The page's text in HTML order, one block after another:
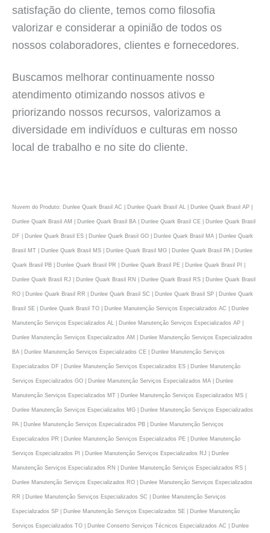
satisfação do cliente, temos como filosofia
valorizar e considerar a opinião de todos os
nossos colaboradores, clientes e fornecedores.
Buscamos melhorar continuamente nosso
atendimento otimizando nossos ativos e
priorizando nossos recursos, valorizamos a
diversidade em indivíduos e culturas em nosso
local de trabalho e no site do cliente.
Nuvem do Produto: Dunlee Quark Brasil AC | Dunlee Quark Brasil AL | Dunlee Quark Brasil AP |
Dunlee Quark Brasil AM | Dunlee Quark Brasil BA | Dunlee Quark Brasil CE | Dunlee Quark Brasil
DF | Dunlee Quark Brasil ES | Dunlee Quark Brasil GO | Dunlee Quark Brasil MA | Dunlee Quark
Brasil MT | Dunlee Quark Brasil MS | Dunlee Quark Brasil MG | Dunlee Quark Brasil PA | Dunlee
Quark Brasil PB | Dunlee Quark Brasil PR | Dunlee Quark Brasil PE | Dunlee Quark Brasil PI |
Dunlee Quark Brasil RJ | Dunlee Quark Brasil RN | Dunlee Quark Brasil RS | Dunlee Quark Brasil
RO | Dunlee Quark Brasil RR | Dunlee Quark Brasil SC | Dunlee Quark Brasil SP | Dunlee Quark
Brasil SE | Dunlee Quark Brasil TO | Dunlee Manutenção Serviços Especializados AC | Dunlee
Manutenção Serviços Especializados AL | Dunlee Manutenção Serviços Especializados AP |
Dunlee Manutenção Serviços Especializados AM | Dunlee Manutenção Serviços Especializados
BA | Dunlee Manutenção Serviços Especializados CE | Dunlee Manutenção Serviços
Especializados DF | Dunlee Manutenção Serviços Especializados ES | Dunlee Manutenção
Serviços Especializados GO | Dunlee Manutenção Serviços Especializados MA | Dunlee
Manutenção Serviços Especializados MT | Dunlee Manutenção Serviços Especializados MS |
Dunlee Manutenção Serviços Especializados MG | Dunlee Manutenção Serviços Especializados
PA | Dunlee Manutenção Serviços Especializados PB | Dunlee Manutenção Serviços
Especializados PR | Dunlee Manutenção Serviços Especializados PE | Dunlee Manutenção
Serviços Especializados PI | Dunlee Manutenção Serviços Especializados RJ | Dunlee
Manutenção Serviços Especializados RN | Dunlee Manutenção Serviços Especializados RS |
Dunlee Manutenção Serviços Especializados RO | Dunlee Manutenção Serviços Especializados
RR | Dunlee Manutenção Serviços Especializados SC | Dunlee Manutenção Serviços
Especializados SP | Dunlee Manutenção Serviços Especializados SE | Dunlee Manutenção
Serviços Especializados TO | Dunlee Conserto Serviços Técnicos Especializados AC | Dunlee